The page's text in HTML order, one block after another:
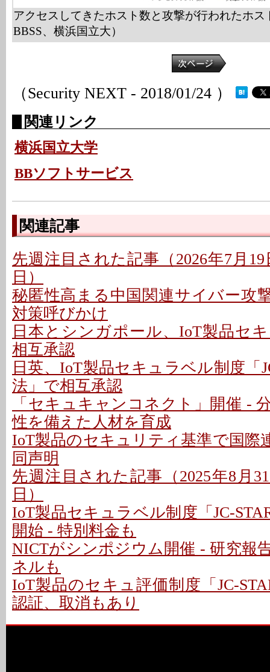
アクセスしてきたホスト数と攻撃が行われたホ
BBSS、横浜国立大）
（Security NEXT - 2018/01/24 ）
関連リンク
横浜国立大学
BBソフトサービス
関連記事
先週注目された記事（2026年7月19
日）
秘匿性高まる中国関連サイバー攻
対策呼びかけ
日本とシンガポール、IoT製品セ
相互承認
日英、IoT製品セキュラベル制度「
法」で相互承認
「セキュキャンコネクト」開催 -
性を備えた人材を育成
IoT製品のセキュリティ基準で国際
同声明
先週注目された記事（2025年8月
日）
IoT製品セキュラベル制度「JC-
開始 - 特別料金も
NICTがシンポジウム開催 - 研究報
ネルも
IoT製品のセキュ評価制度「JC-
認証、取消もあり